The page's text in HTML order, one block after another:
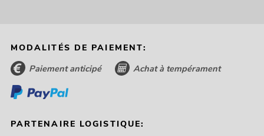
MODALITÉS DE PAIEMENT:
Paiement anticipé Achat à tempérament
PARTENAIRE LOGISTIQUE: